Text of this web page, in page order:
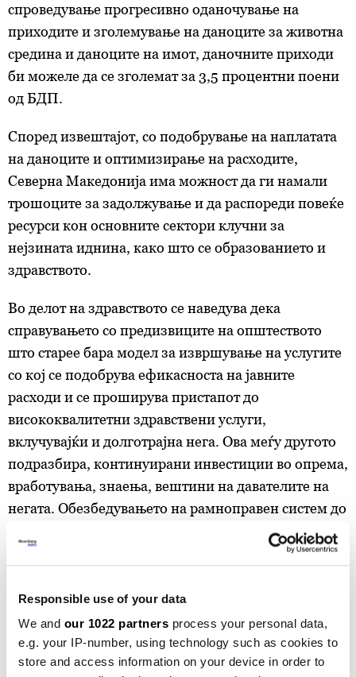
Responsible use of your data
We and our 1022 partners process your personal data,
e.g. your IP-number, using technology such as cookies to
store and access information on your device in order to
спроведување прогресивно оданочување на
приходите и зголемување на даноците за животна
средина и даноците на имот, даночните приходи
би можеле да се зголемат за 3,5 процентни поени
од БДП.
Според извештајот, со подобрување на наплатата
на даноците и оптимизирање на расходите,
Северна Македонија има можност да ги намали
трошоците за задолжување и да распореди повеќе
ресурси кон основните сектори клучни за
нејзината иднина, како што се образованието и
здравството.
Во делот на здравството се наведува дека
справувањето со предизвиците на општеството
што старее бара модел за извршување на услугите
со кој се подобрува ефикасноста на јавните
расходи и се проширува пристапот до
висококвалитетни здравствени услуги,
вклучувајќи и долготрајна нега. Ова меѓу другото
подразбира, континуирани инвестиции во опрема,
вработувања, знаења, вештини на давателите на
негата. Обезбедувањето на рамноправен систем до
здравствената заштита, се посочува, бара
подобрување на пристапноста, особено на
зголемување на пристапот до висококвалитетни
лекови бара редовно ажурирање на позитивната